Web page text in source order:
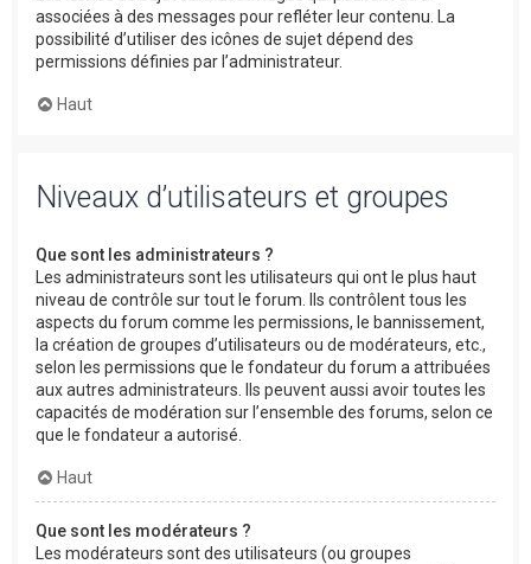
associées à des messages pour refléter leur contenu. La
possibilité d’utiliser des icônes de sujet dépend des
permissions définies par l’administrateur.
Haut
Niveaux d’utilisateurs et groupes
Que sont les administrateurs ?
Les administrateurs sont les utilisateurs qui ont le plus haut
niveau de contrôle sur tout le forum. Ils contrôlent tous les
aspects du forum comme les permissions, le bannissement,
la création de groupes d’utilisateurs ou de modérateurs, etc.,
selon les permissions que le fondateur du forum a attribuées
aux autres administrateurs. Ils peuvent aussi avoir toutes les
capacités de modération sur l’ensemble des forums, selon ce
que le fondateur a autorisé.
Haut
Que sont les modérateurs ?
Les modérateurs sont des utilisateurs (ou groupes